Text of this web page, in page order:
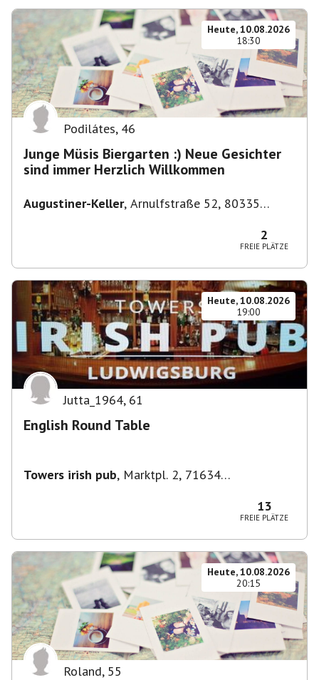
Heute, 10.08.2026
18:30
Podilátes, 46
Junge Müsis Biergarten :) Neue Gesichter
sind immer Herzlich Willkommen
Augustiner-Keller, Arnulfstraße 52, 80335
2
FREIE PLÄTZE
Heute, 10.08.2026
19:00
Jutta_1964, 61
English Round Table
Towers irish pub, Marktpl. 2, 71634
13
FREIE PLÄTZE
Heute, 10.08.2026
20:15
Roland, 55